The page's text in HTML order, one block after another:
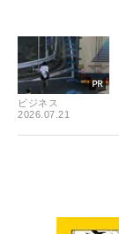
ビジネス
2026.07.21